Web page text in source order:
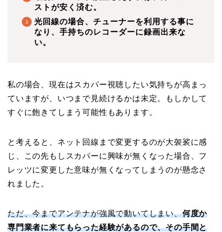
ストが安く済む。
光回線の場合、チューナーを利用する事に
なり、手持ちのレコーダーに録画出来な
い。
私の場合、現在はスカパー視聴したい気持ちが高まっ
ていますが、いつまで見続けるかは未定。もしかして
すぐに飽きてしまう可能性もあります。
と考えると、ネット回線まで変更するのが大袈裟に感
じ、この先もしスカパーに興味が無くなった場合、フ
レッツに変更した意味が無くなってしまうのが懸念さ
れました。
ただ、今までアンテナが強風で動いてしまい、何度か
専門業者に来てもらった経験があるので、その手間と